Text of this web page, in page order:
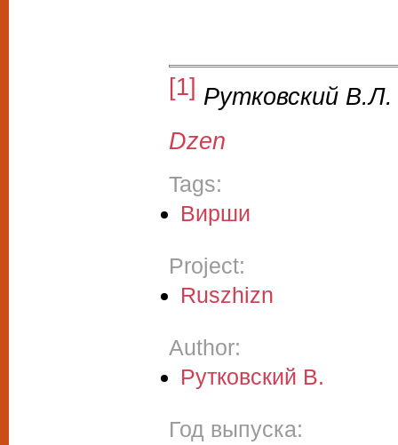
[1] Рутковский В.Л.
Dzen
Tags:
Вирши
Project:
Ruszhizn
Author:
Рутковский В.
Год выпуска: